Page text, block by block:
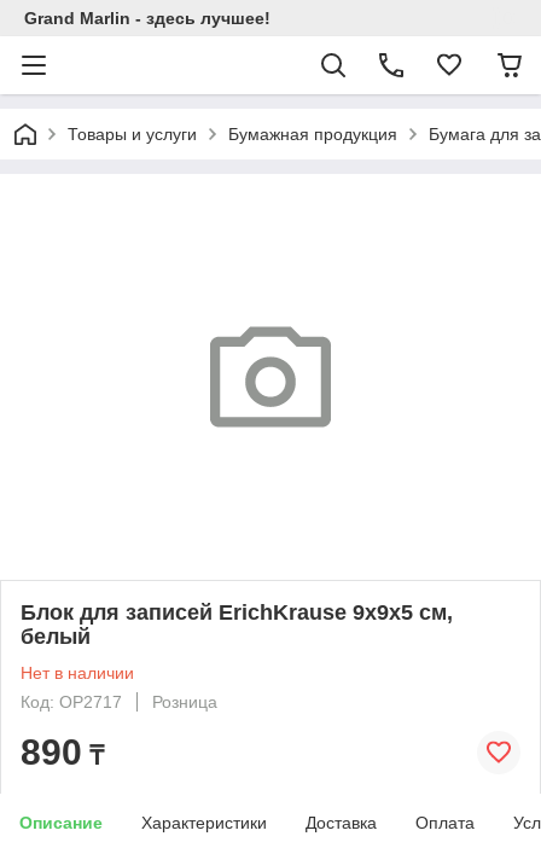
Grand Marlin - здесь лучшее!
Товары и услуги Бумажная продукция Бумага для
Блок для записей ErichKrause 9x9x5 см,
белый
Нет в наличии
Код: OP2717
Розница
890 ₸
Описание Характеристики Доставка Оплата